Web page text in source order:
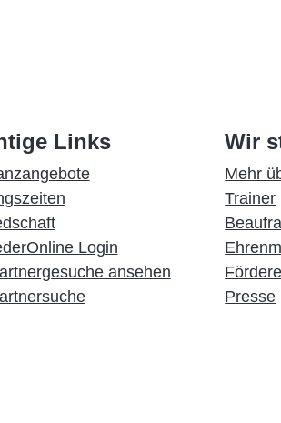
Links
Login
ansehen
Wir
Mehr
Trainer
Presse